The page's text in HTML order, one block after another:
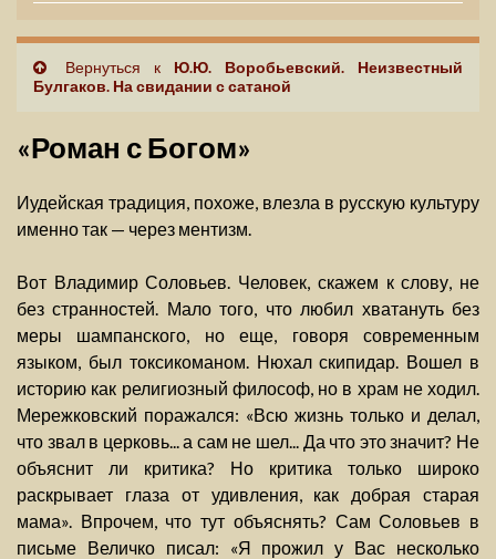
Вернуться к Ю.Ю. Воробьевский. Неизвестный
Булгаков. На свидании с сатаной
«Роман с Богом»
Иудейская традиция, похоже, влезла в русскую культуру
именно так — через ментизм.
Вот Владимир Соловьев. Человек, скажем к слову, не
без странностей. Мало того, что любил хватануть без
меры шампанского, но еще, говоря современным
языком, был токсикоманом. Нюхал скипидар. Вошел в
историю как религиозный философ, но в храм не ходил.
Мережковский поражался: «Всю жизнь только и делал,
что звал в церковь... а сам не шел... Да что это значит? Не
объяснит ли критика? Но критика только широко
раскрывает глаза от удивления, как добрая старая
мама». Впрочем, что тут объяснять? Сам Соловьев в
письме Величко писал: «Я прожил у Вас несколько